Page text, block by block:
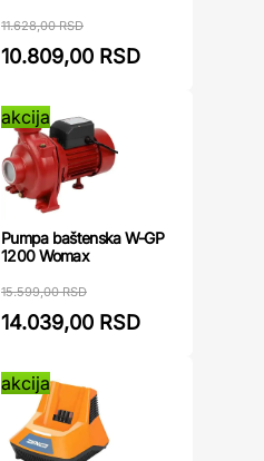
11.628,00 RSD
10.809,00 RSD
akcija
Pumpa baštenska W-GP
1200 Womax
15.599,00 RSD
14.039,00 RSD
akcija